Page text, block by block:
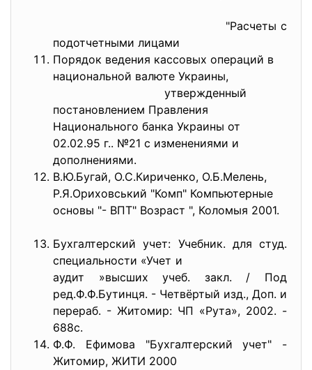
"Расчеты с
подотчетными лицами
Порядок ведения кассовых операций в
национальной валюте Украины,
утвержденный
постановлением Правления
Национального банка Украины от
02.02.95 г.. №21 с изменениями и
дополнениями.
В.Ю.Бугай, О.С.Кириченко, О.Б.Мелень,
Р.Я.Ориховський "Комп" Компьютерные
основы "- ВПТ" Возраст ", Коломыя 2001.
Бухгалтерский учет: Учебник. для студ.
специальности «Учет и
аудит »высших учеб. закл. / Под
ред.Ф.Ф.Бутинця. - Четвёртый изд., Доп. и
перераб. - Житомир: ЧП «Рута», 2002. -
688с.
Ф.Ф. Ефимова "Бухгалтерский учет" -
Житомир, ЖИТИ 2000